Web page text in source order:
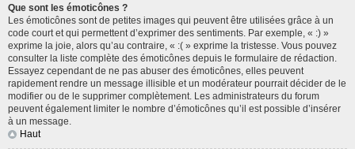
Que sont les émoticônes ?
Les émoticônes sont de petites images qui peuvent être utilisées grâce à un
code court et qui permettent d’exprimer des sentiments. Par exemple, « :) »
exprime la joie, alors qu’au contraire, « :( » exprime la tristesse. Vous pouvez
consulter la liste complète des émoticônes depuis le formulaire de rédaction.
Essayez cependant de ne pas abuser des émoticônes, elles peuvent
rapidement rendre un message illisible et un modérateur pourrait décider de le
modifier ou de le supprimer complètement. Les administrateurs du forum
peuvent également limiter le nombre d’émoticônes qu’il est possible d’insérer
à un message.
Haut